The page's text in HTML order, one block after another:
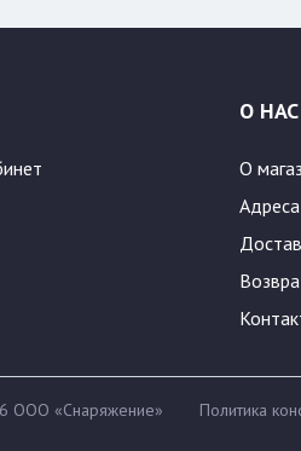
О НАС
О
ООО «Снаряжение» Политика